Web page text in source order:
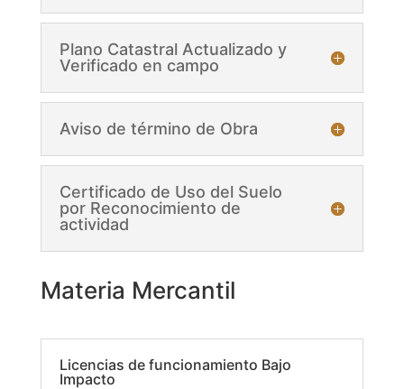
Plano Catastral Actualizado y
Verificado en campo
Aviso de término de Obra
Certificado de Uso del Suelo
por Reconocimiento de
actividad
Materia Mercantil
Licencias de funcionamiento Bajo
Impacto